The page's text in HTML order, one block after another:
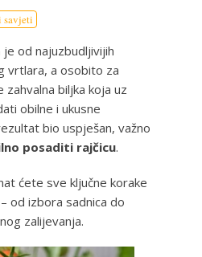
savjeti
je od najuzbudljivijih
vrtlara, a osobito za
zahvalna biljka koja uz
obilne i ukusne
bio uspješan, važno
posaditi rajčicu.
ćete sve ključne korake
od izbora sadnica do
zalijevanja.